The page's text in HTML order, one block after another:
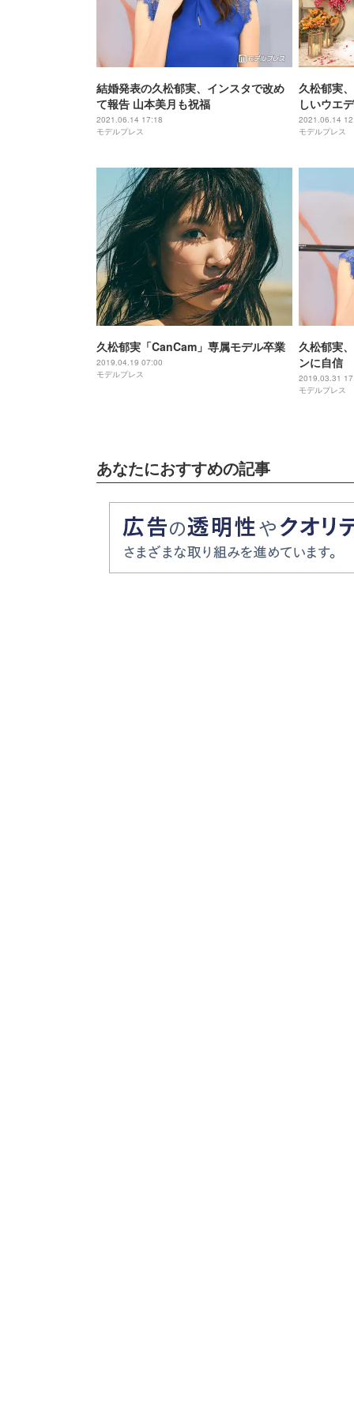
結婚発表の久松郁実、インスタで改め
て報告 山本美月も祝福
2021.06.14 17:18
モデルプレス
久松郁実
しいウエ
2021.06.14
モデルプレス
久松郁実「CanCam」専属モデル卒業
2019.04.19 07:00
モデルプレス
久松郁実
ンに自信
す
2019.03.31
モデルプレス
あなたにおすすめの記事